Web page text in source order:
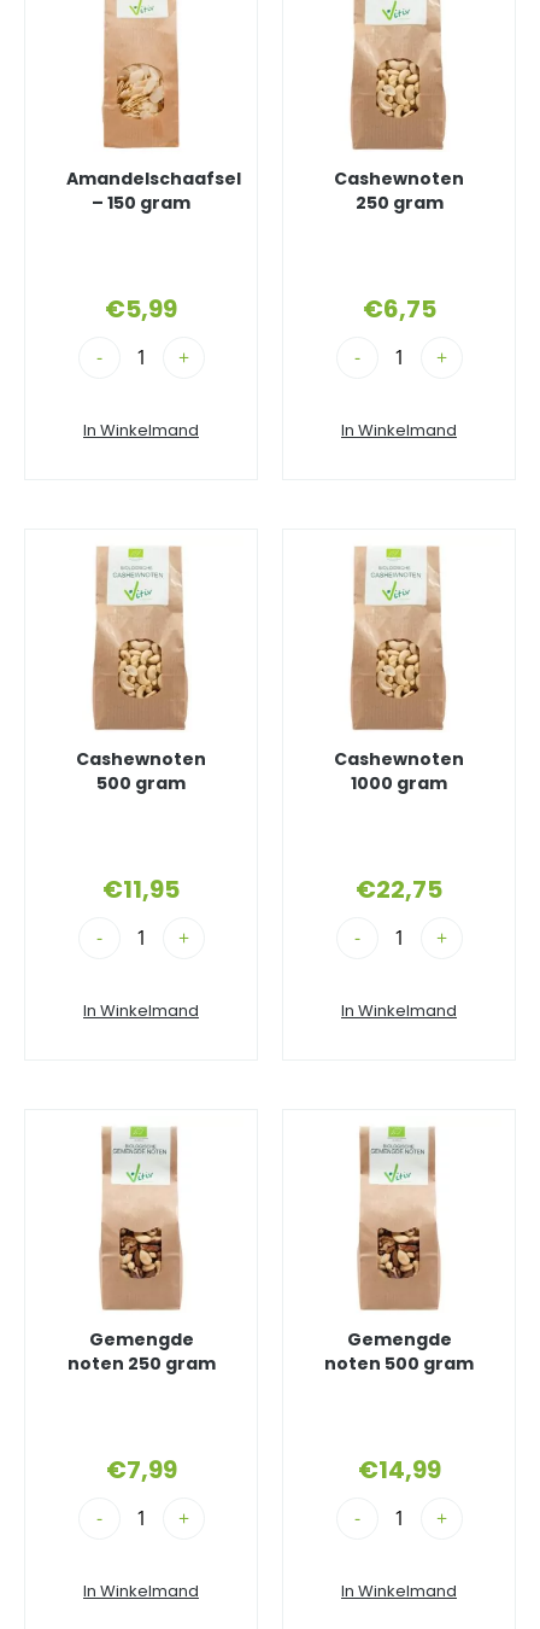
Amandelschaafsel
– 150 gram
€5,99
- +
In Winkelmand
Cashewnoten
250 gram
€6,75
- +
In Winkelmand
Cashewnoten
500 gram
€11,95
- +
In Winkelmand
Cashewnoten
1000 gram
€22,75
- +
In Winkelmand
Gemengde
noten 250 gram
€7,99
- +
In Winkelmand
Gemengde
noten 500 gram
€14,99
- +
In Winkelmand